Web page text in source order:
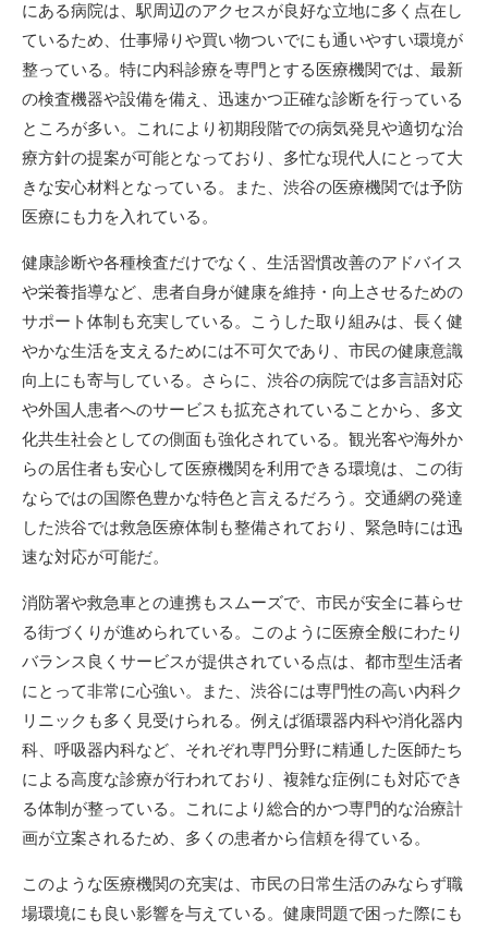
にある病院は、駅周辺のアクセスが良好な立地に多く点在し
ているため、仕事帰りや買い物ついでにも通いやすい環境が
整っている。特に内科診療を専門とする医療機関では、最新
の検査機器や設備を備え、迅速かつ正確な診断を行っている
ところが多い。これにより初期段階での病気発見や適切な治
療方針の提案が可能となっており、多忙な現代人にとって大
きな安心材料となっている。また、渋谷の医療機関では予防
医療にも力を入れている。
健康診断や各種検査だけでなく、生活習慣改善のアドバイス
や栄養指導など、患者自身が健康を維持・向上させるための
サポート体制も充実している。こうした取り組みは、長く健
やかな生活を支えるためには不可欠であり、市民の健康意識
向上にも寄与している。さらに、渋谷の病院では多言語対応
や外国人患者へのサービスも拡充されていることから、多文
化共生社会としての側面も強化されている。観光客や海外か
らの居住者も安心して医療機関を利用できる環境は、この街
ならではの国際色豊かな特色と言えるだろう。交通網の発達
した渋谷では救急医療体制も整備されており、緊急時には迅
速な対応が可能だ。
消防署や救急車との連携もスムーズで、市民が安全に暮らせ
る街づくりが進められている。このように医療全般にわたり
バランス良くサービスが提供されている点は、都市型生活者
にとって非常に心強い。また、渋谷には専門性の高い内科ク
リニックも多く見受けられる。例えば循環器内科や消化器内
科、呼吸器内科など、それぞれ専門分野に精通した医師たち
による高度な診療が行われており、複雑な症例にも対応でき
る体制が整っている。これにより総合的かつ専門的な治療計
画が立案されるため、多くの患者から信頼を得ている。
このような医療機関の充実は、市民の日常生活のみならず職
場環境にも良い影響を与えている。健康問題で困った際にも